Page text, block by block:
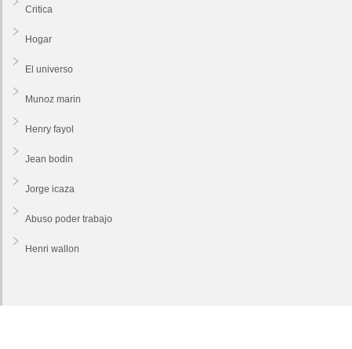
Critica
Hogar
El universo
Munoz marin
Henry fayol
Jean bodin
Jorge icaza
Abuso poder trabajo
Henri wallon